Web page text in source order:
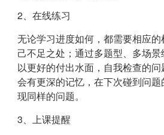
2、在线练习
无论学习进度如何，都需要相应
己不足之处；通过多题型、多场
以更好的付出水面，自我检查的
会有更深的记忆，在下次碰到问
现同样的问题。
3、上课提醒